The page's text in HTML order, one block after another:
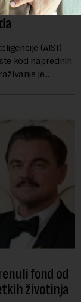
lažnih
(AISI)
kod naprednih
je
fond od
životinja